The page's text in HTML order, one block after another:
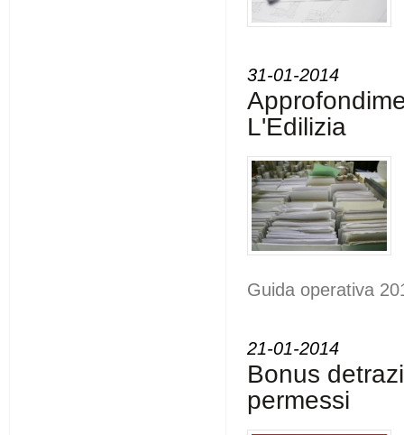
31-01-2014
L'Edilizia
Guida operativa
21-01-2014
Bonus
permessi